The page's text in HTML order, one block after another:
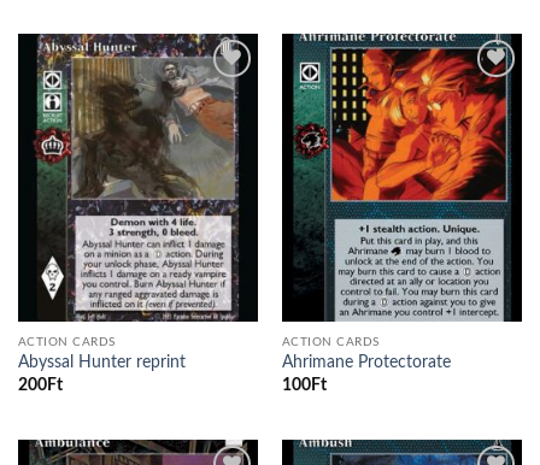
Add to
wishlist
ACTION CARDS
Abyssal Hunter reprint
200Ft
Add to
wishlist
ACTION CARDS
Ahrimane Protectorate
100Ft